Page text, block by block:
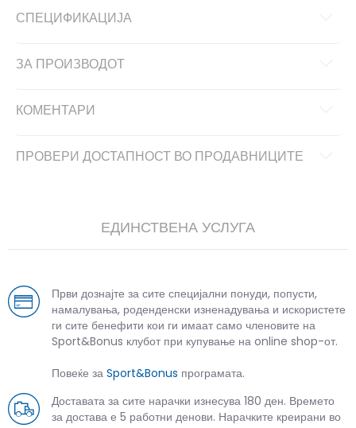
СПЕЦИФИКАЦИЈА
ЗА ПРОИЗВОДОТ
КОМЕНТАРИ
ПРОВЕРИ ДОСТАПНОСТ ВО ПРОДАВНИЦИТЕ
ЕДИНСТВЕНА УСЛУГА
Први дознајте за сите специјални понуди, попусти,
намалувања, роденденски изненадувања и искористете
ги сите бенефити кои ги имаат само членовите на
Sport&Bonus клубот при купување на online shop-от.
Повеќе за Sport&Bonus програмата.
Доставата за сите нарачки изнесува 180 ден. Времето
за достава е 5 работни денови. Нарачките креирани во